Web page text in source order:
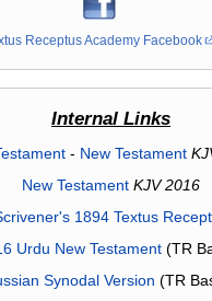
Receptus Academy Facebook
Internal Links
- New Testament
New Testament KJV 2016
1894 Textus
Urdu New Testament(TR
Synodal Version (TR